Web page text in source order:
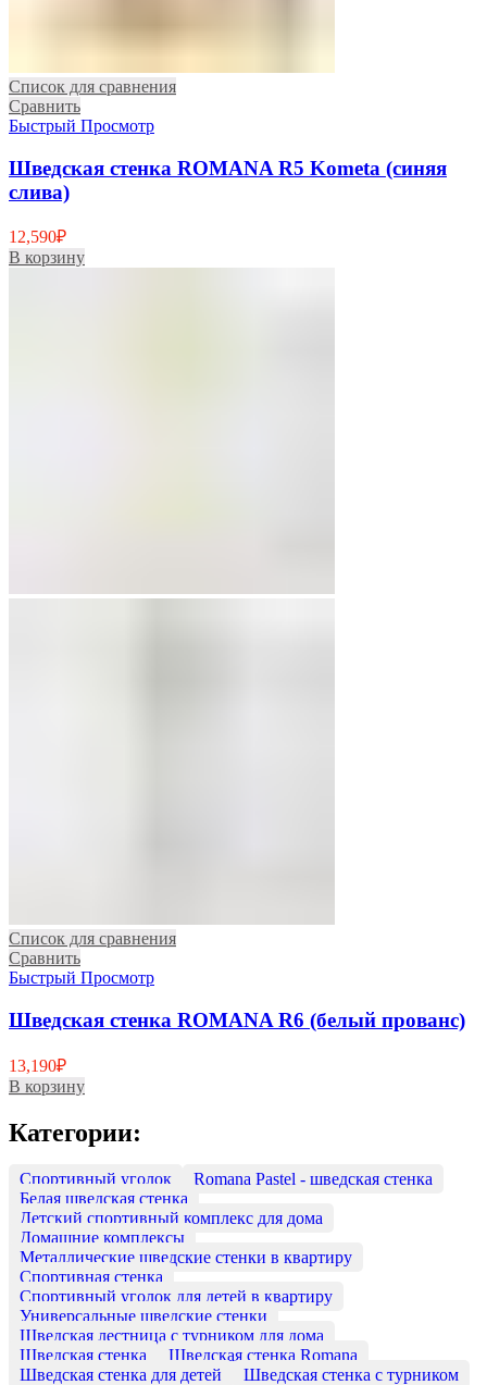
Список для сравнения
Сравнить
Быстрый Просмотр
Шведская стенка ROMANA R5 Kometa (синяя
слива)
12,590₽
В корзину
Список для сравнения
Сравнить
Быстрый Просмотр
Шведская стенка ROMANA R6 (белый прованс)
13,190₽
В корзину
Категории:
Cпортивный уголок
Romana Pastel - шведская стенка
Белая шведская стенка
Детский спортивный комплекс для дома
Домашние комплексы
Металлические шведские стенки в квартиру
Спортивная стенка
Спортивный уголок для детей в квартиру
Универсальные шведские стенки
Шведская лестница с турником для дома
Шведская стенка
Шведская стенка Romana
Шведская стенка для детей
Шведская стенка с турником